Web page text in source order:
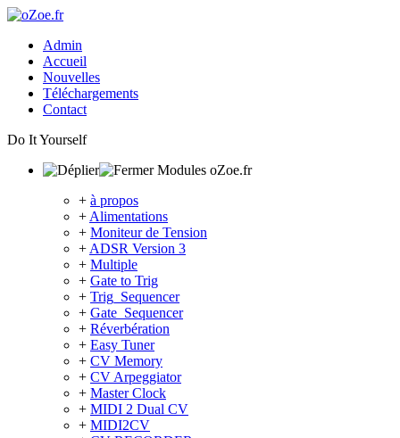
Admin
Accueil
Nouvelles
Téléchargements
Contact
Do It Yourself
Modules oZoe.fr
+ à propos
+ Alimentations
+ Moniteur de Tension
+ ADSR Version 3
+ Multiple
+ Gate to Trig
+ Trig_Sequencer
+ Gate_Sequencer
+ Réverbération
+ Easy Tuner
+ CV Memory
+ CV Arpeggiator
+ Master Clock
+ MIDI 2 Dual CV
+ MIDI2CV